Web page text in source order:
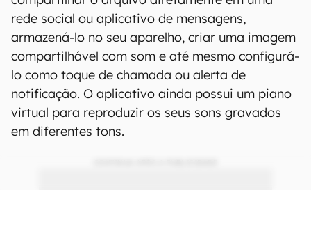
rede social ou aplicativo de mensagens,
armazená-lo no seu aparelho, criar uma imagem
compartilhável com som e até mesmo configurá-
lo como toque de chamada ou alerta de
notificação. O aplicativo ainda possui um piano
virtual para reproduzir os seus sons gravados
em diferentes tons.